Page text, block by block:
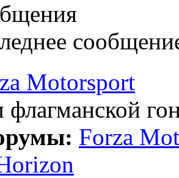
Motorsport
Forza